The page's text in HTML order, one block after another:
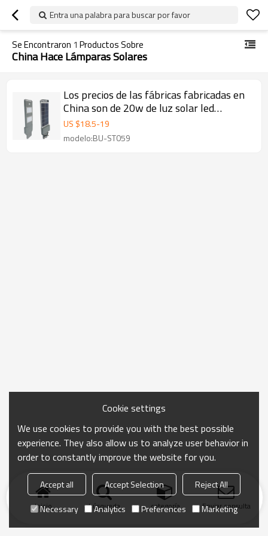
Entra una palabra para buscar por favor
Se Encontraron 1 Productos Sobre
China Hace Lámparas Solares
Los precios de las fábricas fabricadas en
China son de 20w de luz solar led
integrada
US $18.5-19
modelo:BU-ST059
Inicio búsqueda categoría Enviar consulta
Cookie settings
We use cookies to provide you with the best possible
experience. They also allow us to analyze user behavior in
order to constantly improve the website for you.
Accept all Accept Selection
Reject All
Necessary
Analytics Preferences Marketing